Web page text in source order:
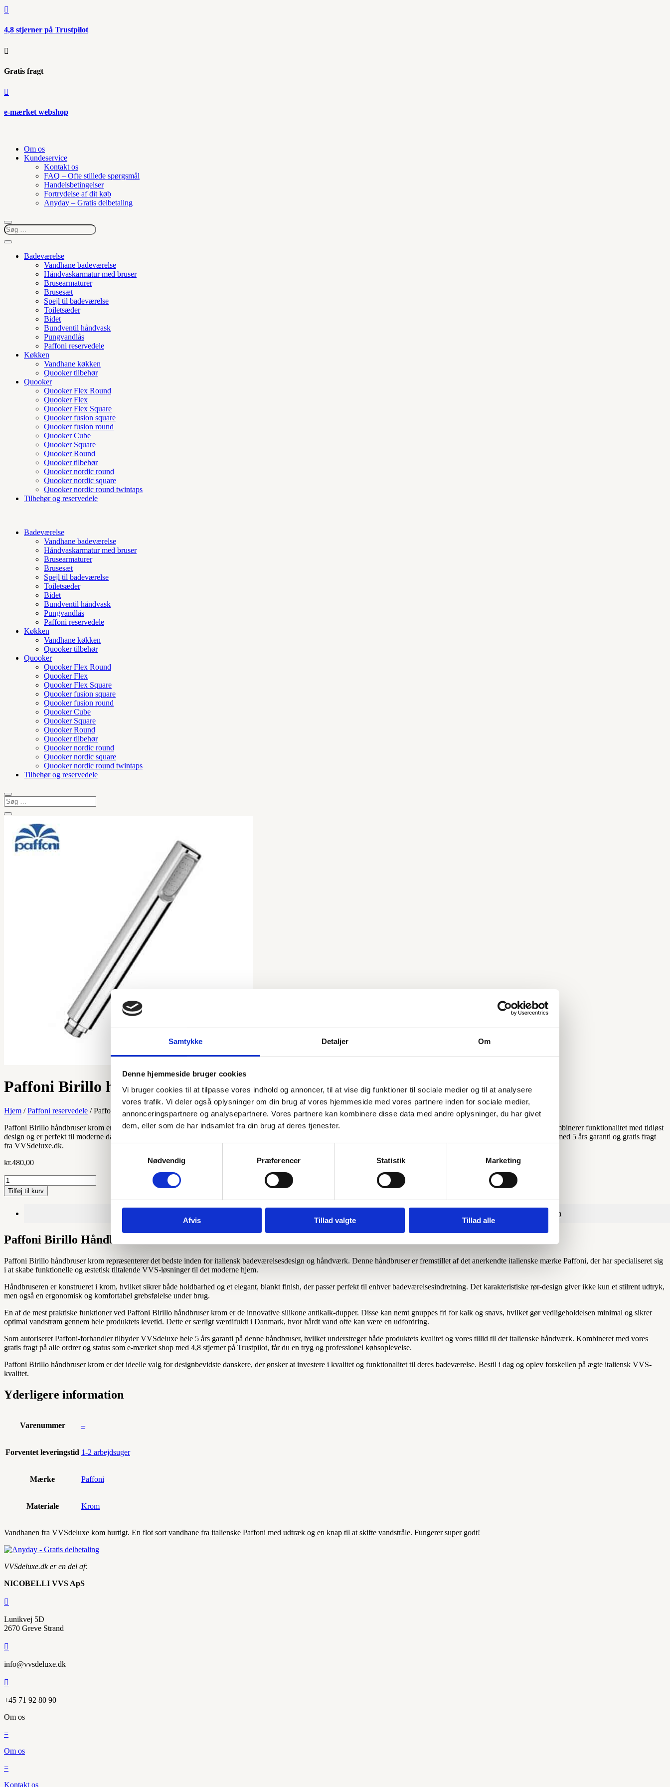
Samtykke Detaljer Om
Denne hjemmeside bruger cookies
Vi bruger cookies til at tilpasse vores indhold og annoncer, til at vise dig funktioner til sociale medier og til at analysere
vores trafik. Vi deler også oplysninger om din brug af vores hjemmeside med vores partnere inden for sociale medier,
annonceringspartnere og analysepartnere. Vores partnere kan kombinere disse data med andre oplysninger, du har givet
dem, eller som de har indsamlet fra din brug af deres tjenester.
Nødvendig
Præferencer Statistik Marketing
Afvis Tillad valgte Tillad alle

4,8 stjerner på Trustpilot

Gratis fragt

e-mærket webshop
Om os
Kundeservice
Kontakt os
FAQ – Ofte stillede spørgsmål
Handelsbetingelser
Fortrydelse af dit køb
Anyday – Gratis delbetaling
Badeværelse
Vandhane badeværelse
Håndvaskarmatur med bruser
Brusearmaturer
Brusesæt
Spejl til badeværelse
Toiletsæder
Bidet
Bundventil håndvask
Pungvandlås
Paffoni reservedele
Køkken
Vandhane køkken
Quooker tilbehør
Quooker
Quooker Flex Round
Quooker Flex
Quooker Flex Square
Quooker fusion square
Quooker fusion round
Quooker Cube
Quooker Square
Quooker Round
Quooker tilbehør
Quooker nordic round
Quooker nordic square
Quooker nordic round twintaps
Tilbehør og reservedele
Badeværelse
Vandhane badeværelse
Håndvaskarmatur med bruser
Brusearmaturer
Brusesæt
Spejl til badeværelse
Toiletsæder
Bidet
Bundventil håndvask
Pungvandlås
Paffoni reservedele
Køkken
Vandhane køkken
Quooker tilbehør
Quooker
Quooker Flex Round
Quooker Flex
Quooker Flex Square
Quooker fusion square
Quooker fusion round
Quooker Cube
Quooker Square
Quooker Round
Quooker tilbehør
Quooker nordic round
Quooker nordic square
Quooker nordic round twintaps
Tilbehør og reservedele
Paffoni Birillo håndbruser krom
Hjem /Paffoni reservedele / Paffoni Birillo håndbruser krom
Paffoni Birillo håndbruser krom er en elegant italiensk håndbruser i højeste kvalitet, fremstillet af forkromet messing med silikone antikalk-dupper. Denne stilrene håndbruser kombinerer funktionalitet med tidløst
design og er perfekt til moderne danske badeværelser. Med sin ergonomiske rør-model og praktiske antikalk-funktion sikrer den en behagelig bruseoplevelse år efter år. Leveres med 5 års garanti og gratis fragt
fra VVSdeluxe.dk.
kr.480,00
Paffoni
Birillo
håndbruser
antal
Tilføj til kurv
Yderligere information
Paffoni Birillo Håndbruser Krom - Italiensk Kvalitet til Dit Badeværelse
Paffoni Birillo håndbruser krom repræsenterer det bedste inden for italiensk badeværelsesdesign og håndværk. Denne håndbruser er fremstillet af det anerkendte italienske mærke Paffoni, der har specialiseret sig
i at skabe funktionelle og æstetisk tiltalende VVS-løsninger til det moderne hjem.
Håndbruseren er konstrueret i krom, hvilket sikrer både holdbarhed og et elegant, blankt finish, der passer perfekt til enhver badeværelsesindretning. Det karakteristiske rør-design giver ikke kun et stilrent udtryk,
men også en ergonomisk og komfortabel grebsfølelse under brug.
En af de mest praktiske funktioner ved Paffoni Birillo håndbruser krom er de innovative silikone antikalk-dupper. Disse kan nemt gnuppes fri for kalk og snavs, hvilket gør vedligeholdelsen minimal og sikrer
optimal vandstrøm gennem hele produktets levetid. Dette er særligt værdifuldt i Danmark, hvor hårdt vand ofte kan være en udfordring.
Som autoriseret Paffoni-forhandler tilbyder VVSdeluxe hele 5 års garanti på denne håndbruser, hvilket understreger både produktets kvalitet og vores tillid til det italienske håndværk. Kombineret med vores
gratis fragt på alle ordrer og status som e-mærket shop med 4,8 stjerner på Trustpilot, får du en tryg og professionel købsoplevelse.
Paffoni Birillo håndbruser krom er det ideelle valg for designbevidste danskere, der ønsker at investere i kvalitet og funktionalitet til deres badeværelse. Bestil i dag og oplev forskellen på ægte italiensk VVS-
kvalitet.
Yderligere information
Varenummer –
Forventet leveringstid 1-2 arbejdsuger
Mærke Paffoni
Materiale Krom
Vandhanen fra VVSdeluxe kom hurtigt. En flot sort vandhane fra italienske Paffoni med udtræk og en knap til at skifte vandstråle. Fungerer super godt!
VVSdeluxe.dk er en del af:
NICOBELLI VVS ApS

Lunikvej 5D
2670 Greve Strand

info@vvsdeluxe.dk

+45 71 92 80 90
Om os
=
Om os
=
Kontakt os